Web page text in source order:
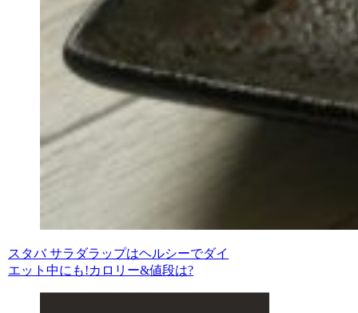
スタバ サラダラップはヘルシーでダイ
エット中にも!カロリー&値段は?